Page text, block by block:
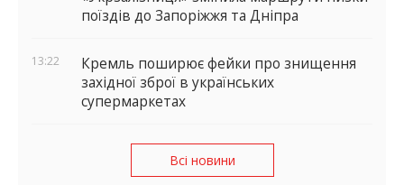
поїздів до Запоріжжя та Дніпра
13:22
Кремль поширює фейки про знищення
західної зброї в українських
супермаркетах
Всі новини